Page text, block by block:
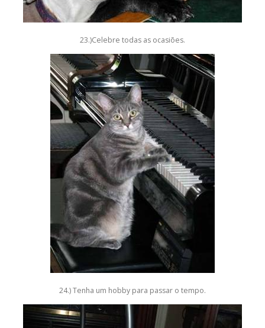
23.)Celebre todas as ocasiões.
24.) Tenha um hobby para passar o tempo.